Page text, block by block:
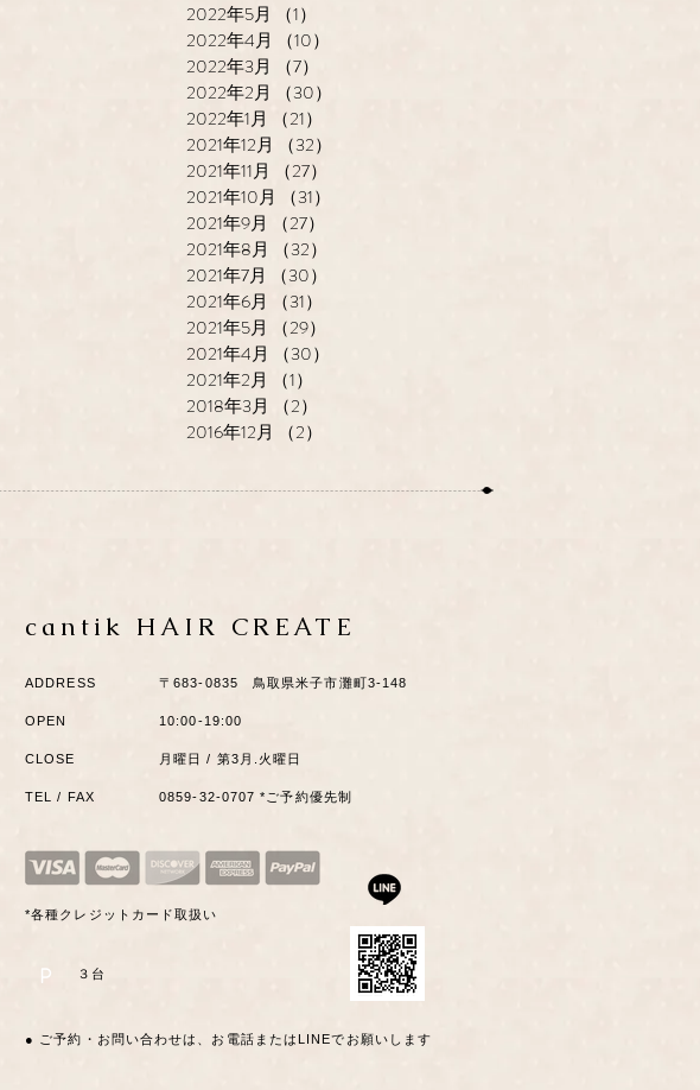
2022年5月 （1）
2022年4月
（10）
2022年3月
（7）
2022年2月
（30）
2022年1月
（21）
2021年12月
（32）
2021年11月
（27）
2021年10月
（31）
2021年9月
（27）
2021年8月
（32）
2021年7月
（30）
2021年6月
（31）
2021年5月
（29）
2021年4月
（30）
2021年2月
（1）
2018年3月
（2）
2016年12月
（2）
cantik HAIR CREATE
ADDRESS ​〒683-0835 鳥取県米子市灘町3-148
OPEN 10:00-19:00
CLOSE 月曜日 / 第3月.火曜日
TEL / FAX 0859-32-0707 *ご予約優先制
*各種クレジットカード取扱い
P ​３台
● ご予約・お問い合わせは、お電話またはLINEでお願いします